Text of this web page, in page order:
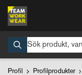
Profil Profilprodukter